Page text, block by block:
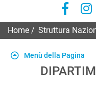
Home Struttura
Menù della Pagina